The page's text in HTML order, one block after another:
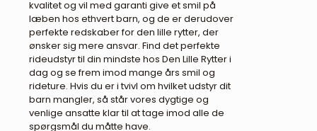
kvalitet og vil med garanti give et smil på
læben hos ethvert barn, og de er derudover
perfekte redskaber for den lille rytter, der
ønsker sig mere ansvar. Find det perfekte
rideudstyr til din mindste hos Den Lille Rytter i
dag og se frem imod mange års smil og
rideture. Hvis du er i tvivl om hvilket udstyr dit
barn mangler, så står vores dygtige og
venlige ansatte klar til at tage imod alle de
spørgsmål du måtte have.